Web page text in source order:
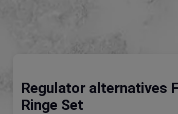
Regulator alternatives
Ringe Set